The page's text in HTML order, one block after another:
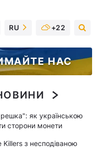
RU +22
НАС
як українською
сторони монети
Killers з несподіваною